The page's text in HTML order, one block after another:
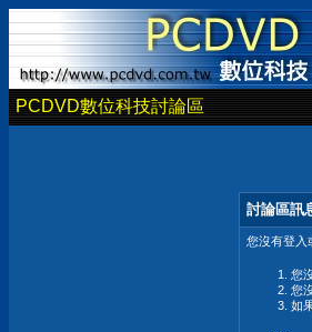
PCDVD數位科技討論區
討論區訊
您沒有登入
您
您
如